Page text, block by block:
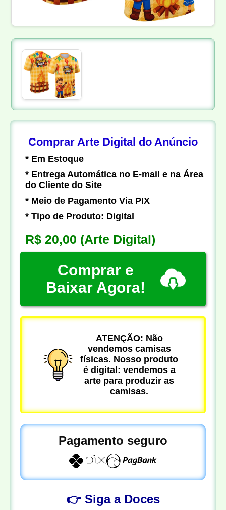
Comprar Arte Digital do Anúncio
* Em Estoque
* Entrega Automática no E-mail e na Área
do Cliente do Site
* Meio de Pagamento Via PIX
* Tipo de Produto: Digital
R$ 20,00 (Arte Digital)
Comprar e
Baixar Agora!
ATENÇÃO: Não
vendemos camisas
físicas. Nosso produto
é digital: vendemos a
arte para produzir as
camisas.
Pagamento seguro
👉 Siga a Doces